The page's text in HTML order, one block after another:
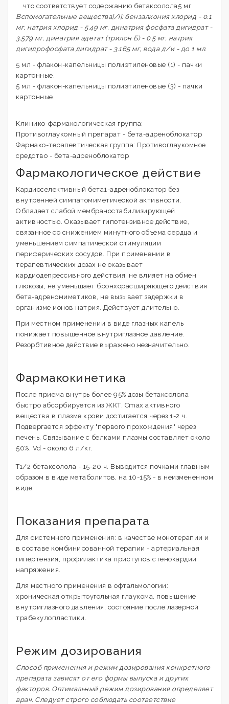
что соответствует содержанию бетаксолола5 мг
Вспомогательные вещества[/i]: бензалкония хлорид - 0.1
мг, натрия хлорид - 5.49 мг, динатрия фосфата дигидрат -
3.579 мг, динатрия эдетат (трилон Б) - 0.5 мг, натрия
дигидрофосфата дигидрат - 3.165 мг, вода д/и - до 1 мл.
5 мл - флакон-капельницы полиэтиленовые (1) - пачки
картонные.
5 мл - флакон-капельницы полиэтиленовые (3) - пачки
картонные.
Клинико-фармакологическая группа:
Противоглаукомный препарат - бета-адреноблокатор
Фармако-терапевтическая группа: Противоглаукомное
средство - бета-адреноблокатор
Фармакологическое действие
Кардиоселективный бета1-адреноблокатор без
внутренней симпатомиметической активности.
Обладает слабой мембраностабилизирующей
активностью. Оказывает гипотензивное действие,
связанное со снижением минутного объема сердца и
уменьшением симпатической стимуляции
периферических сосудов. При применении в
терапевтических дозах не оказывает
кардиодепрессивного действия, не влияет на обмен
глюкозы, не уменьшает бронхорасширяющего действия
бета-адреномиметиков, не вызывает задержки в
организме ионов натрия. Действует длительно.
При местном применении в виде глазных капель
понижает повышенное внутриглазное давление.
Резорбтивное действие выражено незначительно.
Фармакокинетика
После приема внутрь более 95% дозы бетаксолола
быстро абсорбируется из ЖКТ. Cmax активного
вещества в плазме крови достигается через 1-2 ч.
Подвергается эффекту "первого прохождения" через
печень. Связывание с белками плазмы составляет около
50%. Vd - около 6 л/кг.
T1/2 бетаксолола - 15-20 ч. Выводится почками главным
образом в виде метаболитов, на 10-15% - в неизмененном
виде.
Показания препарата
Для системного применения: в качестве монотерапии и
в составе комбинированной терапии - артериальная
гипертензия, профилактика приступов стенокардии
напряжения.
Для местного применения в офтальмологии:
хроническая открытоугольная глаукома, повышение
внутриглазного давления, состояние после лазерной
трабекулопластики.
Режим дозирования
Способ применения и режим дозирования конкретного
препарата зависят от его формы выпуска и других
факторов. Оптимальный режим дозирования определяет
врач. Следует строго соблюдать соответствие